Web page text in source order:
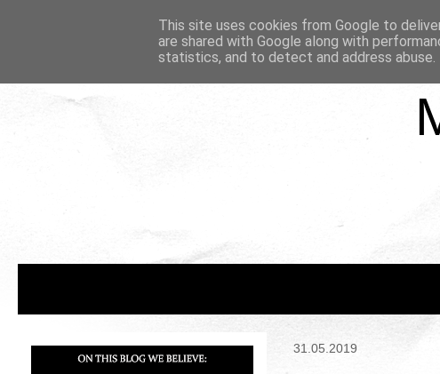
31.05.2019
This site uses cookies from Google to
are shared with Google along with
statistics, and to detect and address abuse.